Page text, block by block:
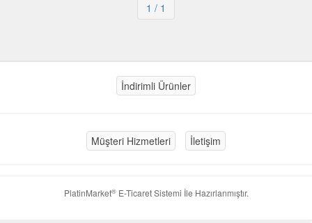
1 / 1
İndirimli Ürünler
Müşteri Hizmetleri İletişim
PlatinMarket®E-Ticaret Sistemi İle Hazırlanmıştır.